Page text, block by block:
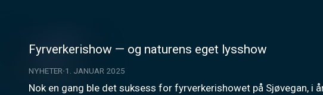
Fyrverkerishow — og naturens eget lysshow
NYHETER 1. JANUAR 2025
Nok en gang ble det suksess for fyrverkerishowet på Sjøvegan,